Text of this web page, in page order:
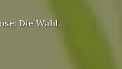
Die Wahl.